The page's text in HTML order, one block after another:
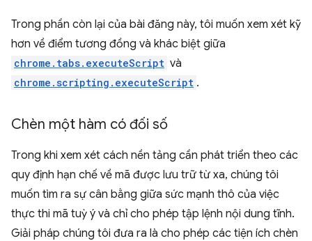
Trong phần còn lại của bài đăng này, tôi muốn xem xét kỹ
hơn về điểm tương đồng và khác biệt giữa
chrome.tabs.executeScript và
chrome.scripting.executeScript .
Chèn một hàm có đối số
Trong khi xem xét cách nền tảng cần phát triển theo các
quy định hạn chế về mã được lưu trữ từ xa, chúng tôi
muốn tìm ra sự cân bằng giữa sức mạnh thô của việc
thực thi mã tuỳ ý và chỉ cho phép tập lệnh nội dung tĩnh.
Giải pháp chúng tôi đưa ra là cho phép các tiện ích chèn